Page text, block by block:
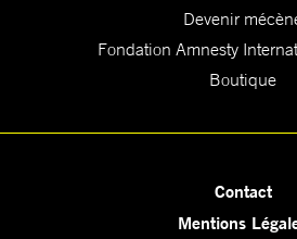
Devenir
Fondation Amnesty
Boutique
Contact
Mentions